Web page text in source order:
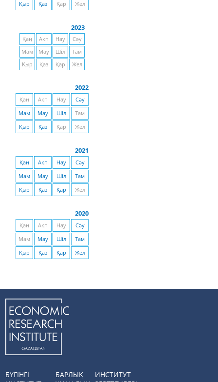
Қыр
Қаз Қар Жел
2023
Қаң Ақп Нау
Сәу
Мам
Мау Шіл
Там
Қыр
Қаз Қар Жел
2022
Қаң Ақп Нау
Сәу
Мам
Мау Шіл
Там
Қыр
Қаз Қар Жел
2021
Қаң Ақп Нау
Сәу
Мам
Мау Шіл
Там
Қыр
Қаз Қар Жел
2020
Қаң Ақп Нау
Сәу
Мам
Мау Шіл
Там
Қыр
Қаз Қар Жел
БҮГІНГІ
БАРЛЫҚ
ИНСТИТУТ